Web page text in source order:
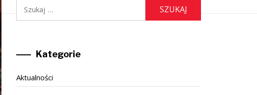
Kategorie
Aktualności